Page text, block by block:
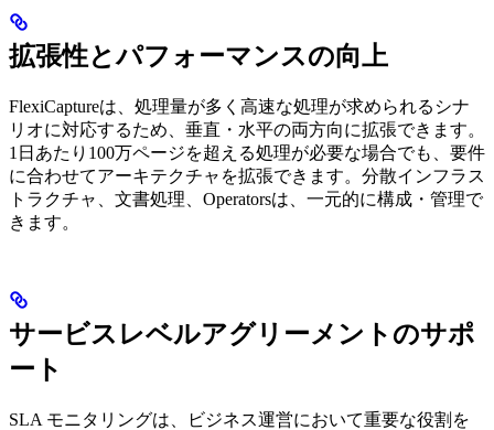
拡張性とパフォーマンスの向上
FlexiCaptureは、処理量が多く高速な処理が求められるシナ
リオに対応するため、垂直・水平の両方向に拡張できます。
1日あたり100万ページを超える処理が必要な場合でも、要件
に合わせてアーキテクチャを拡張できます。分散インフラス
トラクチャ、文書処理、Operatorsは、一元的に構成・管理で
きます。
サービスレベルアグリーメントのサポ
ート
SLA モニタリングは、ビジネス運営において重要な役割を